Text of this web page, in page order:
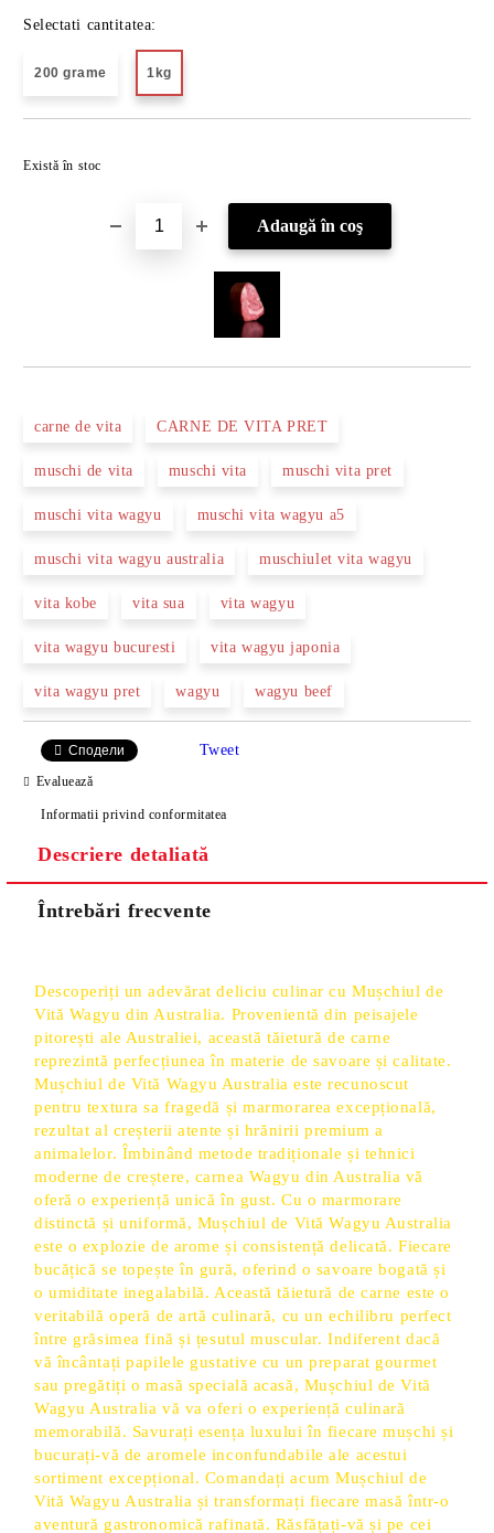
Selectati cantitatea:
200 grame 1kg
Există în stoc
carne de vita CARNE DE VITA PRET
muschi de vita muschi vita muschi vita pret
muschi vita wagyu muschi vita wagyu a5
muschi vita wagyu australia muschiulet vita wagyu
vita kobe vita sua vita wagyu
vita wagyu bucuresti vita wagyu japonia
vita wagyu pret wagyu wagyu beef
Сподели Tweet
Evaluează
Informatii privind conformitatea
Descriere detaliată
Întrebări frecvente
Descoperiți un adevărat deliciu culinar cu Mușchiul de
Vită Wagyu din Australia. Provenientă din peisajele
pitorești ale Australiei, această tăietură de carne
reprezintă perfecțiunea în materie de savoare și calitate.
Mușchiul de Vită Wagyu Australia este recunoscut
pentru textura sa fragedă și marmorarea excepțională,
rezultat al creșterii atente și hrănirii premium a
animalelor. Îmbinând metode tradiționale și tehnici
moderne de creștere, carnea Wagyu din Australia vă
oferă o experiență unică în gust. Cu o marmorare
distinctă și uniformă, Mușchiul de Vită Wagyu Australia
este o explozie de arome și consistență delicată. Fiecare
bucățică se topește în gură, oferind o savoare bogată și
o umiditate inegalabilă. Această tăietură de carne este o
veritabilă operă de artă culinară, cu un echilibru perfect
între grăsimea fină și țesutul muscular. Indiferent dacă
vă încântați papilele gustative cu un preparat gourmet
sau pregătiți o masă specială acasă, Mușchiul de Vită
Wagyu Australia vă va oferi o experiență culinară
memorabilă. Savurați esența luxului în fiecare mușchi și
bucurați-vă de aromele inconfundabile ale acestui
sortiment excepțional. Comandați acum Mușchiul de
Vită Wagyu Australia și transformați fiecare masă într-o
aventură gastronomică rafinată. Răsfățați-vă și pe cei